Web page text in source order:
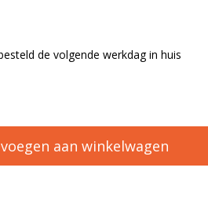
de volgende werkdag in huis
aan winkelwagen